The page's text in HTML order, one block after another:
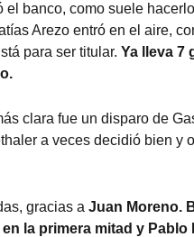
banco, como suele
Arezo entró en el aire,
para ser titular.Ya lleva 7
clara fue un disparo de
a veces decidió bien y
gracias a Juan Moreno.
la primera mitad y